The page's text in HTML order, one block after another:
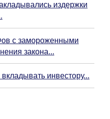
издержки
с замороженными
закона...
инвестору...